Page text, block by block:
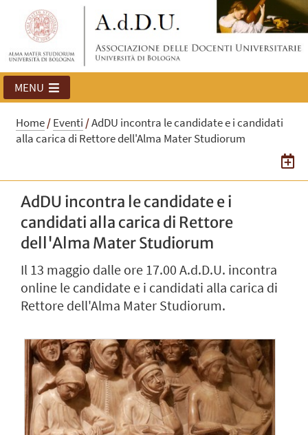
MENU
Home/Eventi /AdDU incontra le candidate e i candidati
alla carica di Rettore dell'Alma Mater Studiorum
AdDU incontra le candidate e i
candidati alla carica di Rettore
dell'Alma Mater Studiorum
Il 13 maggio dalle ore 17.00 A.d.D.U. incontra
online le candidate e i candidati alla carica di
Rettore dell'Alma Mater Studiorum.